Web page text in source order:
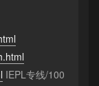
IEPL专线/100